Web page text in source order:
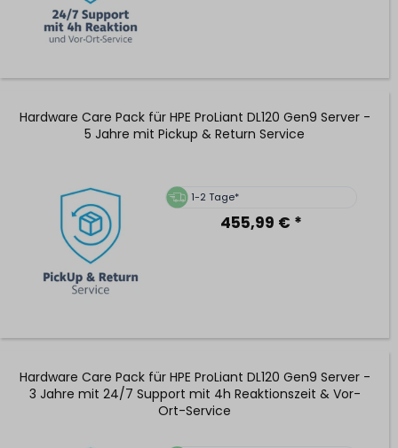
Hardware Care Pack für HPE ProLiant DL120 Gen9 Server -
5 Jahre mit Pickup & Return Service
1-2 Tage*
455,99 € *
Hardware Care Pack für HPE ProLiant DL120 Gen9 Server -
3 Jahre mit 24/7 Support mit 4h Reaktionszeit & Vor-
Ort-Service